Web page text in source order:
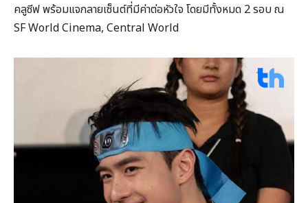
คลูซีฟ พร้อมแจกลายเซ็นต์ที่มีค่าต่อหัวใจ โดยมีทั้งหมด 2 รอบ ณ
SF World Cinema, Central World